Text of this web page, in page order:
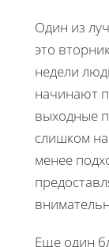
Один из
это
недели
начинают
выходные
слишком
менее
Еще один